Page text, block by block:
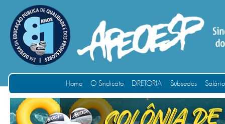
Home O Sindicato DIRETORIA Subsedes